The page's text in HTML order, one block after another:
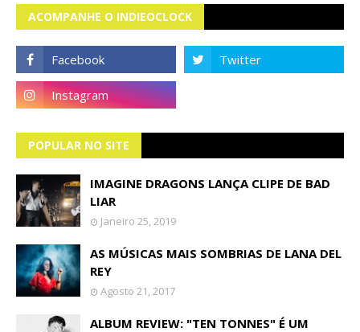
ACOMPANHE O INDIEOCLOCK
POPULAR NO SITE
IMAGINE DRAGONS LANÇA CLIPE DE BAD
LIAR
Janeiro 25, 2019
AS MÚSICAS MAIS SOMBRIAS DE LANA DEL
REY
Agosto 21, 2017
ALBUM REVIEW: "TEN TONNES" É UM